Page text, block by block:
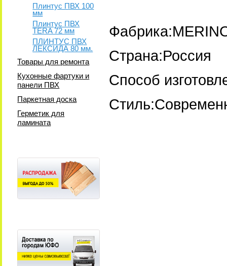
Плинтус ПВХ 100
мм
Плинтус ПВХ
TERA 72 мм
ПЛИНТУС ПВХ
ЛЕКСИДА 80 мм.
Товары для ремонта
Кухонные фартуки и
панели ПВХ
Паркетная доска
Герметик для
ламината
Страна:Россия
Способ